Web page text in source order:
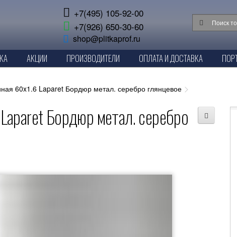
+7(495) 105-92-00
+7(926) 650-30-60
shop@plitkaprof.ru
АКЦИИ ПРОИЗВОДИТЕЛИ ОПЛАТА И ДОСТАВКА
60x1.6 Laparet Бордюр метал. серебро глянцевое
Бордюр метал. серебро